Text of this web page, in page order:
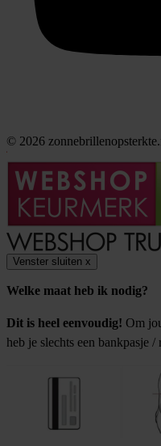
© 2026
Venster sluiten x
Welke maat heb ik nodig?
Dit is heel eenvoudig! Om
heb je slechts een bankpasje